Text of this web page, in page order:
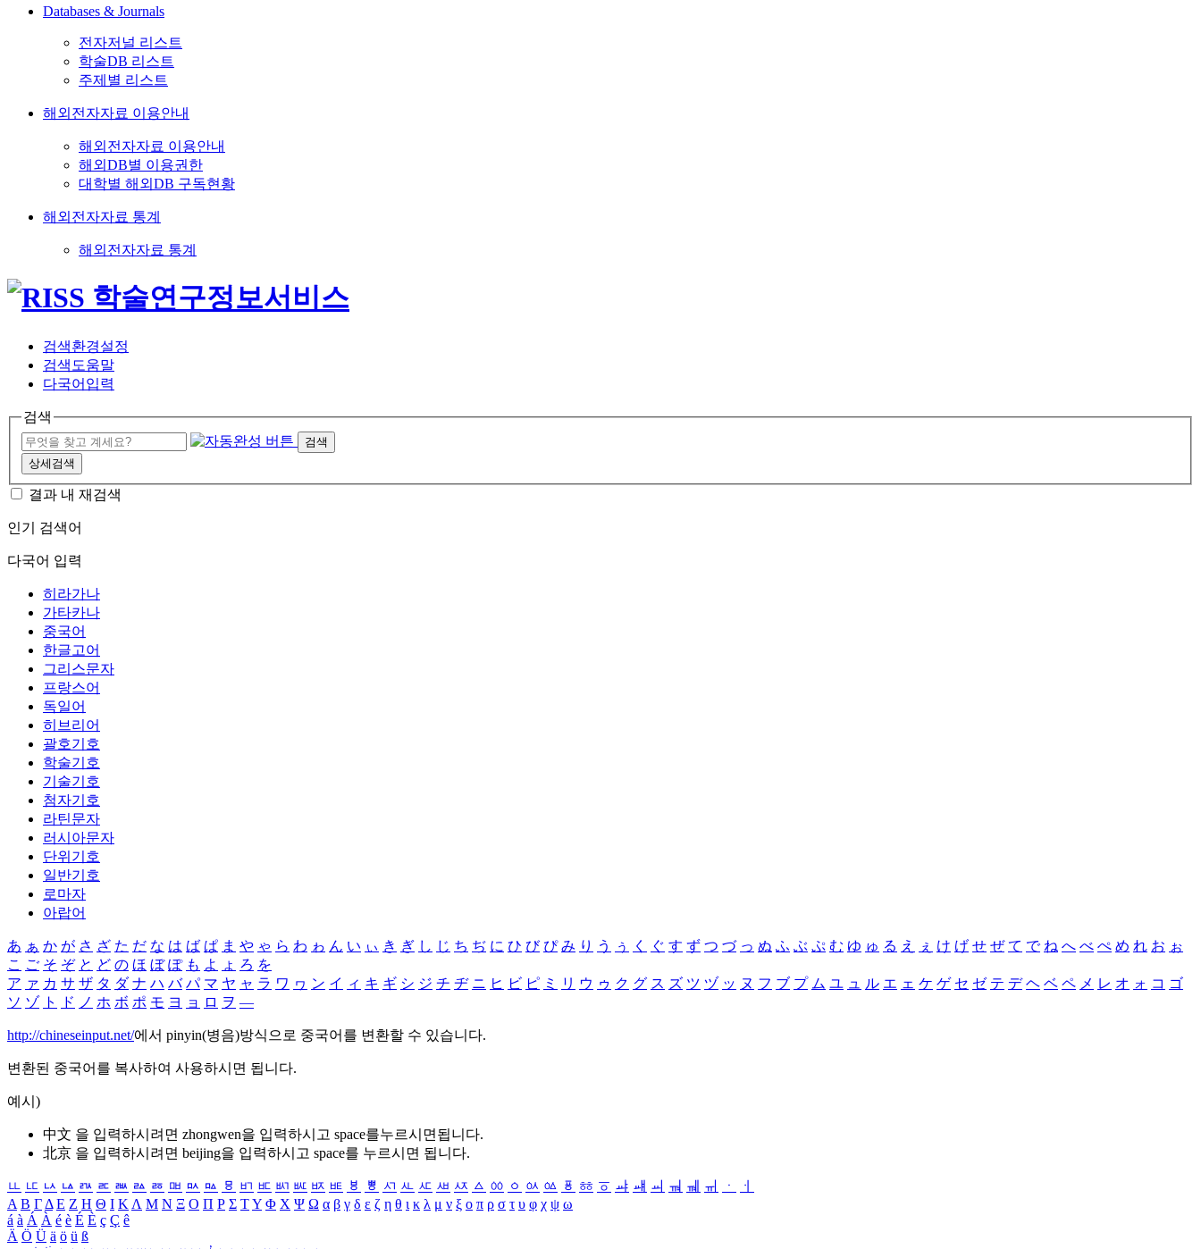
Databases & Journals
전자저널 리스트
학술DB 리스트
주제별 리스트
해외전자자료 이용안내
해외전자자료 이용안내
해외DB별 이용권한
대학별 해외DB 구독현황
해외전자자료 통계
해외전자자료 통계
검색환경설정
검색도움말
다국어입력
검색
검색
상세검색
결과 내 재검색
인기 검색어
다국어 입력
히라가나
가타카나
중국어
한글고어
그리스문자
프랑스어
독일어
히브리어
괄호기호
학술기호
기술기호
첨자기호
라틴문자
러시아문자
단위기호
일반기호
로마자
아랍어
あ ぁ か が さ ざ た だ な は ば ぱ ま や ゃ ら わ ゎ ん い ぃ き ぎ し じ ち ぢ に ひ び ぴ み り う ぅ く ぐ す ず つ づ っ ぬ ふ ぶ ぷ む ゆ ゅ る え ぇ け げ せ ぜ て で ね へ べ ぺ め れ お ぉ
こ ご そ ぞ と ど の ほ ぼ ぽ も よ ょ ろ を
ア ァ カ サ ザ タ ダ ナ ハ バ パ マ ヤ ャ ラ ワ ヮ ン イ ィ キ ギ シ ジ チ ヂ ニ ヒ ビ ピ ミ リ ウ ゥ ク グ ス ズ ツ ヅ ッ ヌ フ ブ プ ム ユ ュ ル エ ェ ケ ゲ セ ゼ テ デ ヘ ベ ペ メ レ オ ォ コ ゴ
ソ ゾ ト ド ノ ホ ボ ポ モ ヨ ョ ロ ヲ ―
http://chineseinput.net/에서 pinyin(병음)방식으로 중국어를 변환할 수 있습니다.
변환된 중국어를 복사하여 사용하시면 됩니다.
예시)
中文 을 입력하시려면 zhongwen을 입력하시고 space를누르시면됩니다.
北京 을 입력하시려면 beijing을 입력하시고 space를 누르시면 됩니다.
ㅥ ㅦ ㅧ ㅨ ㅩ ㅪ ㅫ ㅬ ㅭ ㅮ ㅯ ㅰ ㅱ ㅲ ㅳ ㅴ ㅵ ㅶ ㅷ ㅸ ㅹ ㅺ ㅻ ㅼ ㅽ ㅾ ㅿ ㆀ ㆁ ㆂ ㆃ ㆄ ㆅ ㆆ ㆇ ㆈ ㆉ ㆊ ㆋ ㆌ ㆍ
ㆎ
Α Β ΓΔ Ε Ζ Η Θ Ι ΚΛ Μ Ν Ξ Ο Π Ρ Σ ΤΥ Φ Χ Ψ Ω α β γ δ ε ζ η θ ι κ λ μ ν ξ ο π ρ σ τ υ φ χ ψ ω
á à Á À é è É È ç Ç ê
Ä Ö Ü ä ö ü ß